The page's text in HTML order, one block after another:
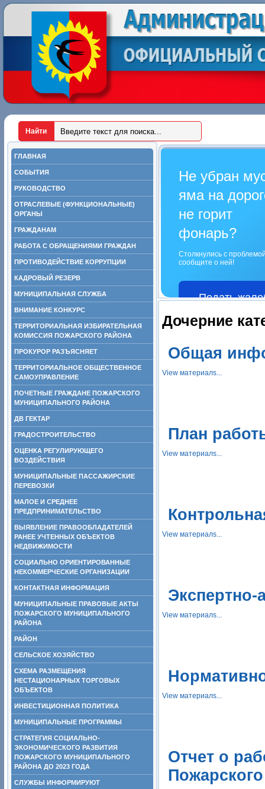
ГЛАВНАЯ
СОБЫТИЯ
РУКОВОДСТВО
ОТРАСЛЕВЫЕ (ФУНКЦИОНАЛЬНЫЕ)
ОРГАНЫ
ГРАЖДАНАМ
РАБОТА С ОБРАЩЕНИЯМИ ГРАЖДАН
ПРОТИВОДЕЙСТВИЕ КОРРУПЦИИ
КАДРОВЫЙ РЕЗЕРВ
МУНИЦИПАЛЬНАЯ СЛУЖБА
ВНИМАНИЕ КОНКУРС
ТЕРРИТОРИАЛЬНАЯ ИЗБИРАТЕЛЬНАЯ
КОМИССИЯ ПОЖАРСКОГО РАЙОНА
ПРОКУРОР РАЗЪЯСНЯЕТ
ТЕРРИТОРИАЛЬНОЕ ОБЩЕСТВЕННОЕ
САМОУПРАВЛЕНИЕ
ПОЧЕТНЫЕ ГРАЖДАНЕ ПОЖАРСКОГО
МУНИЦИПАЛЬНОГО РАЙОНА
ДВ ГЕКТАР
ГРАДОСТРОИТЕЛЬСТВО
ОЦЕНКА РЕГУЛИРУЮЩЕГО
ВОЗДЕЙСТВИЯ
МУНИЦИПАЛЬНЫЕ ПАССАЖИРСКИЕ
ПЕРЕВОЗКИ
МАЛОЕ И СРЕДНЕЕ
ПРЕДПРИНИМАТЕЛЬСТВО
ВЫЯВЛЕНИЕ ПРАВООБЛАДАТЕЛЕЙ
РАНЕЕ УЧТЕННЫХ ОБЪЕКТОВ
НЕДВИЖИМОСТИ
СОЦИАЛЬНО ОРИЕНТИРОВАННЫЕ
НЕКОММЕРЧЕСКИЕ ОРГАНИЗАЦИИ
КОНТАКТНАЯ ИНФОРМАЦИЯ
МУНИЦИПАЛЬНЫЕ ПРАВОВЫЕ АКТЫ
ПОЖАРСКОГО МУНИЦИПАЛЬНОГО
РАЙОНА
РАЙОН
СЕЛЬСКОЕ ХОЗЯЙСТВО
СХЕМА РАЗМЕЩЕНИЯ
НЕСТАЦИОНАРНЫХ ТОРГОВЫХ
ОБЪЕКТОВ
ИНВЕСТИЦИОННАЯ ПОЛИТИКА
МУНИЦИПАЛЬНЫЕ ПРОГРАММЫ
СТРАТЕГИЯ СОЦИАЛЬНО-
ЭКОНОМИЧЕСКОГО РАЗВИТИЯ
ПОЖАРСКОГО МУНИЦИПАЛЬНОГО
РАЙОНА ДО 2023 ГОДА
СЛУЖБЫ ИНФОРМИРУЮТ
Не убран
яма на
не горит
фонарь?
Столкнулись с
сообщите о ней!
Подать
Дочерние
Общая
View материалs...
План
View материалs...
View материалs...
Экспертно-
View материалs...
View материалs...
Отчет о